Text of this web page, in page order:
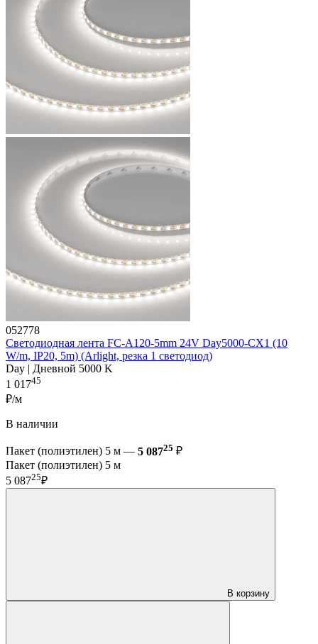
052778
Светодиодная лента FC-A120-5mm 24V Day5000-CX1 (10
W/m, IP20, 5m) (Arlight, резка 1 светодиод)
Day | Дневной 5000 K
1 01745
₽/м
В наличии
Пакет (полиэтилен) 5 м — 5 08725 ₽
Пакет (полиэтилен) 5 м
5 08725₽
В корзину